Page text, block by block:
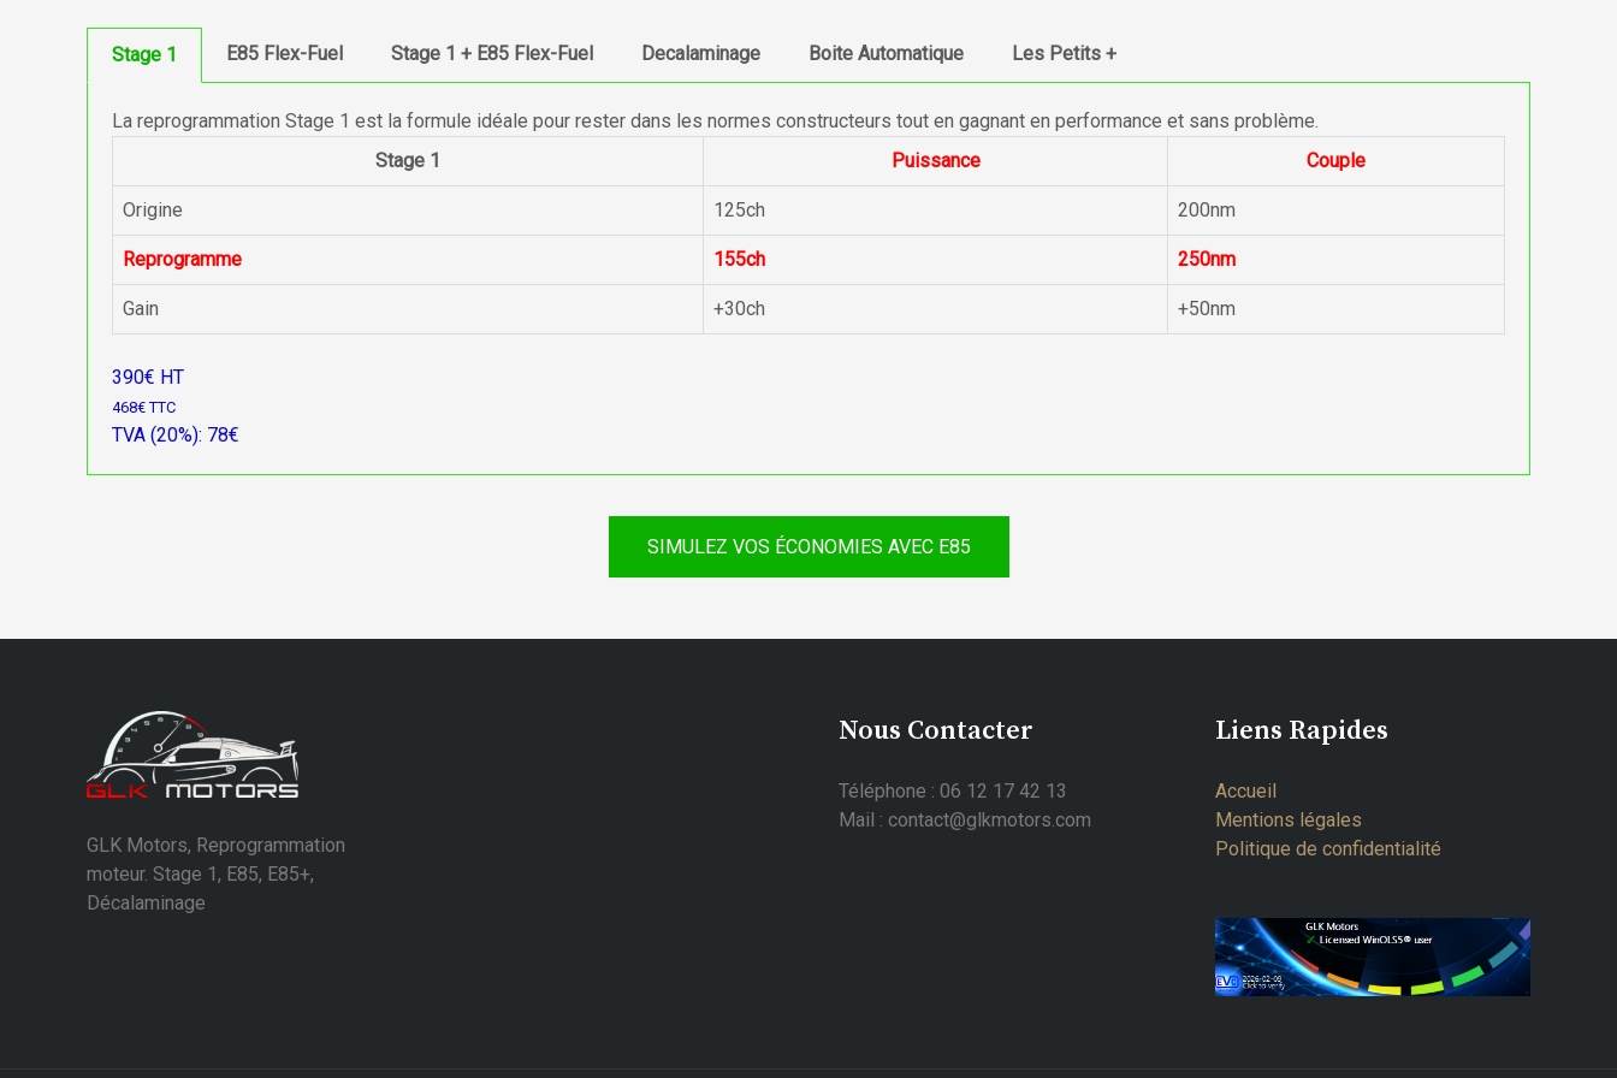
Stage 1 E85 Flex-Fuel Stage 1 + E85 Flex-Fuel Decalaminage Boite Automatique Les Petits +
La reprogrammation Stage 1 est la formule idéale pour rester dans les normes constructeurs tout en gagnant en performance et sans problème.
Stage 1
Puissance Couple
Origine 125ch 200nm
Reprogramme 155ch 250nm
Gain +30ch +50nm
390€ HT
468€ TTC
TVA (20%): 78€
SIMULEZ VOS ÉCONOMIES AVEC E85
GLK Motors, Reprogrammation
moteur. Stage 1, E85, E85+,
Décalaminage
Nous Contacter
Téléphone : 06 12 17 42 13
Mail : contact@glkmotors.com
Liens Rapides
Accueil
Mentions légales
Politique de confidentialité